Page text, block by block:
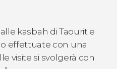
kasbah di Taourit e
effettuate con una
visite si svolgerà con